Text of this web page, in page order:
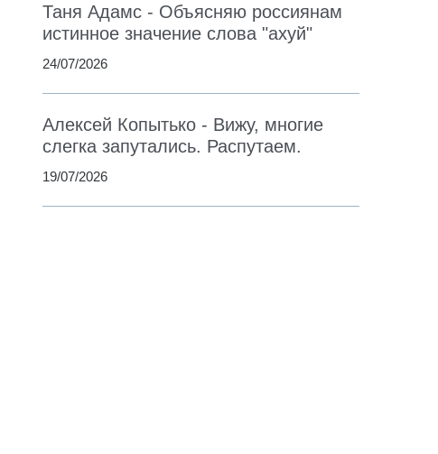
Таня Адамс - Объясняю россиянам
истинное значение слова "ахуй"
24/07/2026
Алексей Копытько - Вижу, многие
слегка запутались. Распутаем.
19/07/2026